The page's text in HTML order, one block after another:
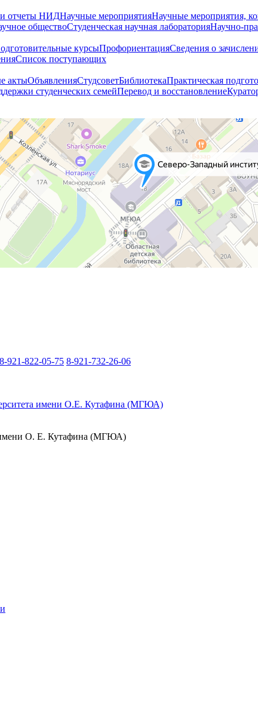
отчеты НИДНаучные мероприятияНаучные мероприятия,
обществоСтуденческая научная лабораторияНаучно-
курсыПрофориентацияСведения о
Cписок поступающих
актыОбъявленияСтудсоветБиблиотекаПрактическая
студенческих семейПеревод и восстановление
8-921-822-05-75 8-921-732-26-06
имени О.Е. Кутафина (МГЮА)
имени О. Е. Кутафина (МГЮА)